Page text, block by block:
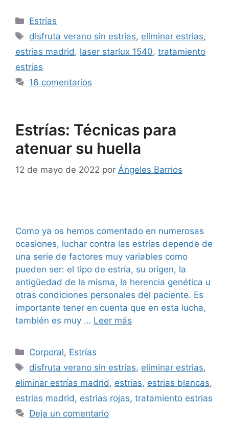
Estrías
disfruta verano sin estrias, eliminar estrias,
estrias madrid, laser starlux 1540, tratamiento
estrias
16 comentarios
Estrías: Técnicas para
atenuar su huella
12 de mayo de 2022 por Ángeles Barrios
Como ya os hemos comentado en numerosas
ocasiones, luchar contra las estrías depende de
una serie de factores muy variables como
pueden ser: el tipo de estría, su origen, la
antigüedad de la misma, la herencia genética u
otras condiciones personales del paciente. Es
importante tener en cuenta que en esta lucha,
también es muy … Leer más
Corporal, Estrías
disfruta verano sin estrias, eliminar estrias,
eliminar estrías madrid , estrias, estrias blancas,
estrias madrid , estrias rojas, tratamiento estrias
Deja un comentario